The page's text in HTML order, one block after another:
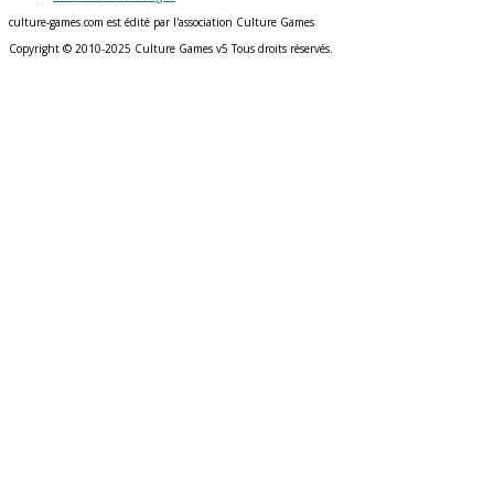
culture-games.com est édité par l'association Culture Games
Copyright © 2010-2025 Culture Games v5 Tous droits réservés.